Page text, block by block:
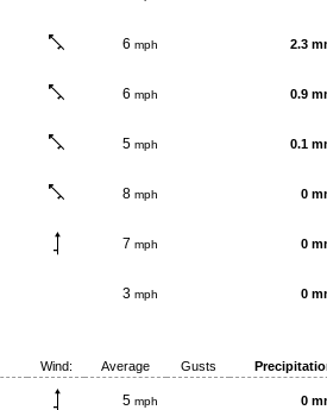
6 mph 2.3
6 mph 0.9
5 mph 0.1
8 mph 0
7 mph 0
3 mph 0
Wind: Average Gusts
5 mph 0